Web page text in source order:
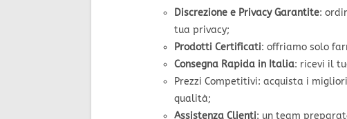
Discrezione e Privacy Garantite:
tua privacy;
Prodotti Certificati: offriamo solo
Consegna Rapida in Italia: ricevi il
Prezzi Competitivi: acquista i
qualità;
Assistenza Clienti: un team